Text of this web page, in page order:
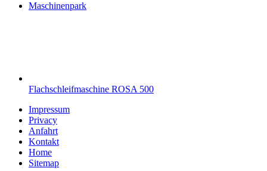
Maschinenpark
Flachschleifmaschine ROSA 500
Impressum
Privacy
Anfahrt
Kontakt
Home
Sitemap